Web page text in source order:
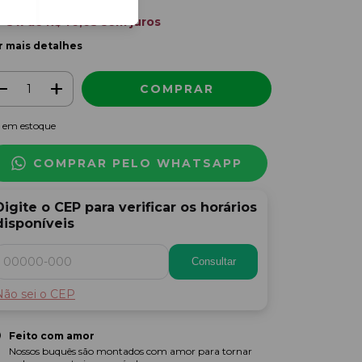
3 x deR$46,63 sem juros
mais detalhes
em estoque
COMPRAR PELO WHATSAPP
o CEP para verificar os horários
Consultar
sei o CEP
Feito com amor
Nossos buquês são montados com amor para tornar